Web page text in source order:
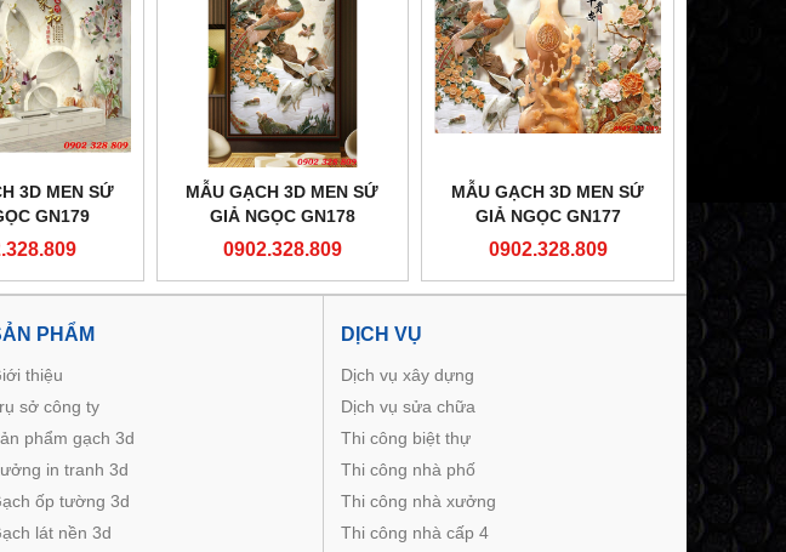
3D MEN SỨ
GN179
MẪU GẠCH 3D MEN SỨ
GIẢ NGỌC GN178
0902.328.809
MẪU GẠCH 3D MEN SỨ
GIẢ NGỌC GN177
0902.328.809
PHẨM
thiệu
sở công ty
phẩm gạch 3d
in tranh 3d
ốp tường 3d
lát nền 3d
DỊCH VỤ
Dịch vụ xây dựng
Dịch vụ sửa chữa
Thi công biệt thự
Thi công nhà phố
Thi công nhà xưởng
Thi công nhà cấp 4